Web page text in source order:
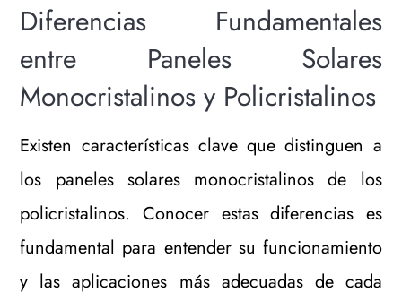
Diferencias Fundamentales
entre Paneles Solares
Monocristalinos y Policristalinos
Existen características clave que distinguen a
los paneles solares monocristalinos de los
policristalinos. Conocer estas diferencias es
fundamental para entender su funcionamiento
y las aplicaciones más adecuadas de cada